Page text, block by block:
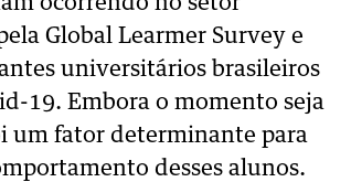
Global Learmer Survey e
universitários brasileiros
19. Embora o momento seja
um fator determinante para
desses alunos.